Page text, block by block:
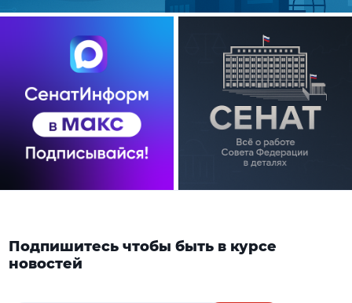
Подпишитесь чтобы быть в курсе
новостей